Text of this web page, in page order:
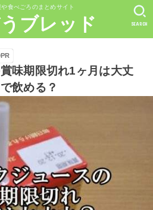
食べごろのまとめサイト
ブレッド SEARCH
味期限切れ1ヶ月は大丈
飲める？